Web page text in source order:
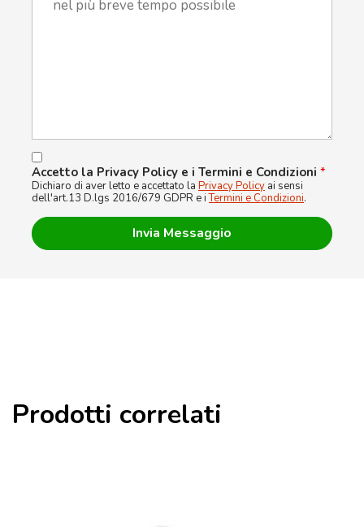
Accetto la Privacy Policy e i Termini e Condizioni *
Dichiaro di aver letto e accettato la Privacy Policy ai sensi
dell'art.13 D.lgs 2016/679 GDPR e iTermini e Condizioni.
Prodotti correlati